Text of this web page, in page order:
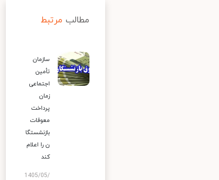
مطالب مرتبط
سازمان
تأمین
اجتماعی
زمان
پرداخت
معوقات
بازنشستگا
ن را اعلام
کند
1405/05/